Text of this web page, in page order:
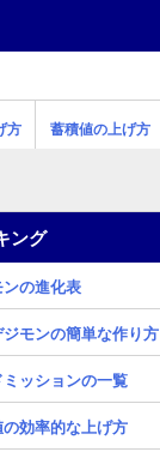
方 蓄積値の上げ方
ング
の進化表
モンの簡単な作り方
ッションの一覧
効率的な上げ方